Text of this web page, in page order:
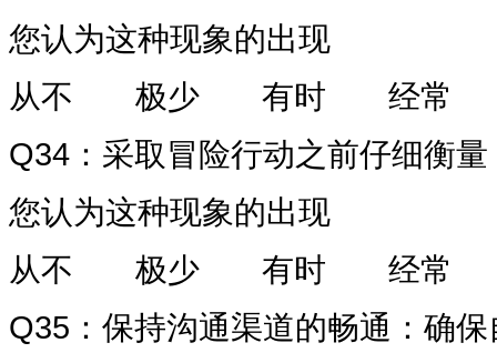
您认为这种现象的出现
从不
极少 有时
经常
Q34 ：采取冒险行动之前仔细衡
您认为这种现象的出现
从不
极少 有时
经常
Q35 ：保持沟通渠道的畅通：确